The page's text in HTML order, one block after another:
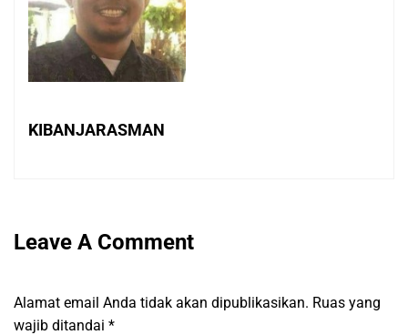
KIBANJARASMAN
Leave A Comment
Alamat email Anda tidak akan dipublikasikan. Ruas yang
wajib ditandai *